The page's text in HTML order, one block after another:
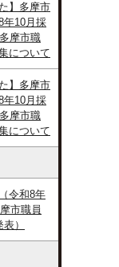
】多摩市
年10月採
摩市職
について
】多摩市
年10月採
摩市職
について
令和8年
市職員
）